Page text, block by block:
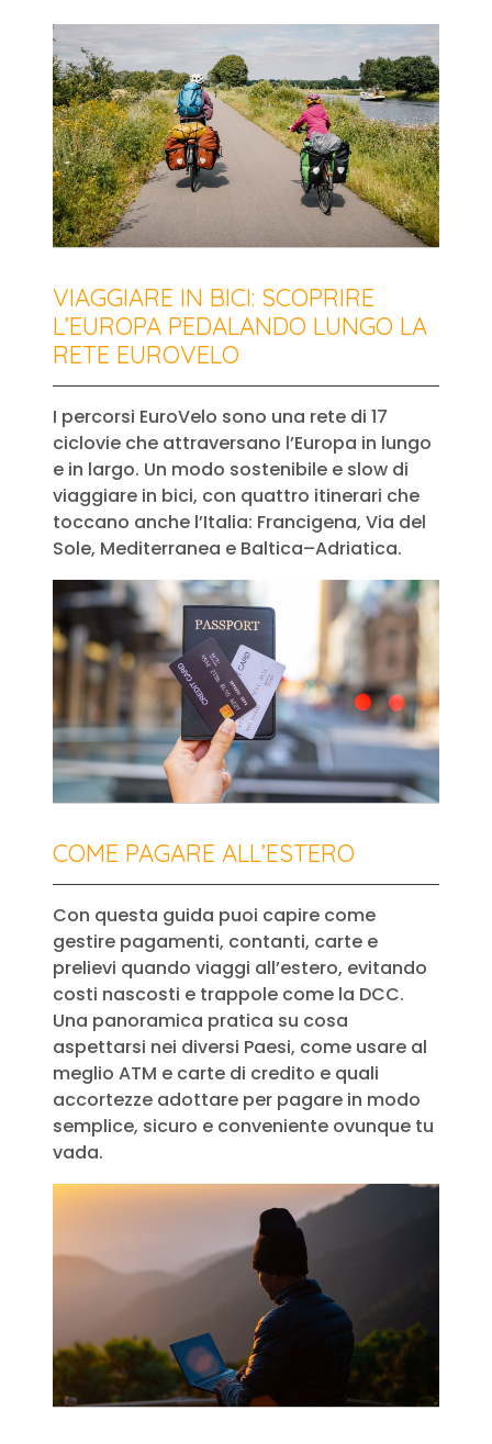
VIAGGIARE IN BICI: SCOPRIRE
L’EUROPA PEDALANDO LUNGO LA
RETE EUROVELO
I percorsi EuroVelo sono una rete di 17
ciclovie che attraversano l’Europa in lungo
e in largo. Un modo sostenibile e slow di
viaggiare in bici, con quattro itinerari che
toccano anche l’Italia: Francigena, Via del
Sole, Mediterranea e Baltica–Adriatica.
COME PAGARE ALL’ESTERO
Con questa guida puoi capire come
gestire pagamenti, contanti, carte e
prelievi quando viaggi all’estero, evitando
costi nascosti e trappole come la DCC.
Una panoramica pratica su cosa
aspettarsi nei diversi Paesi, come usare al
meglio ATM e carte di credito e quali
accortezze adottare per pagare in modo
semplice, sicuro e conveniente ovunque tu
vada.